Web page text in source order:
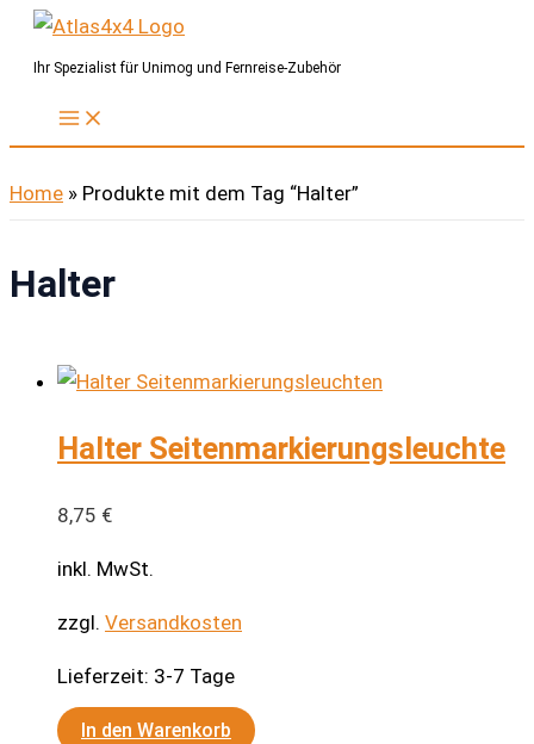
Zum
InhaltIhr Spezialist für Unimog und Fernreise-Zubehör
Home » Produkte mit dem Tag “Halter”
Halter
Halter Seitenmarkierungsleuchte
8,75 €
inkl. MwSt.
zzgl. Versandkosten
Lieferzeit: 3-7 Tage
In den Warenkorb